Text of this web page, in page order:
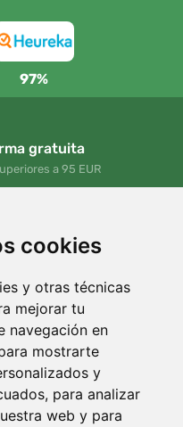
cookies
y otras técnicas
mejorar tu
navegación en
mostrarte
y
para analizar
web y para
97%
gratuita
a 95 EUR
gratuitos
en cualquier momento
árbol. Leer más